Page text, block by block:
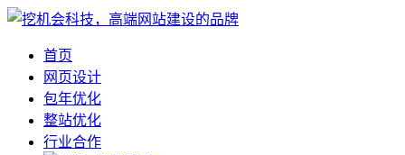
首页
网页设计
包年优化
整站优化
行业合作